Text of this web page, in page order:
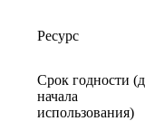
Ресурс
Срок годности
начала
использования)